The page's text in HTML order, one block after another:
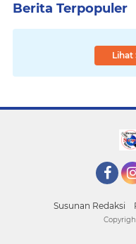
Berita Terpopuler
Lihat
Susunan Redaksi